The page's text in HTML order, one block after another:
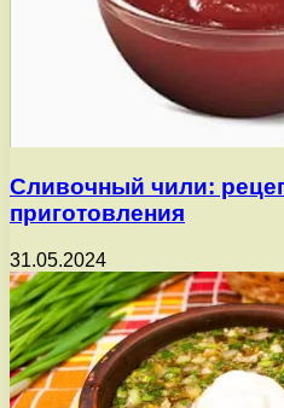
Сливочный чили:
приготовления
31.05.2024